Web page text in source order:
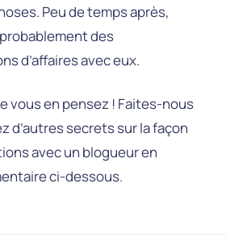
Peu de temps après,
des
d’affaires avec eux.
vous en pensez ! Faites-nous
d’autres secrets sur la façon
avec un blogueur en
ci-dessous.